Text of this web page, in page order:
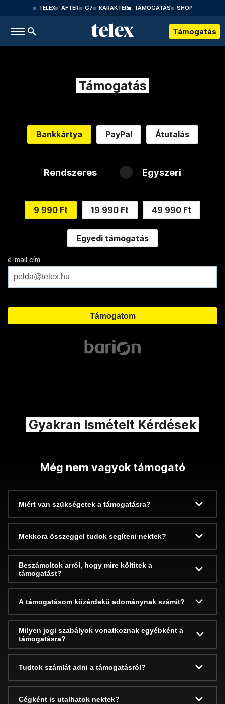
TELEX AFTER G7 KARAKTER TÁMOGATÁS SHOP
Támogatás
Támogatás
Bankkártya PayPal Átutalás
Rendszeres Egyszeri
9 990 Ft 19 990 Ft 49 990 Ft
Egyedi támogatás
e-mail cím
Gyakran Ismételt Kérdések
Még nem vagyok támogató
Miért van szükségetek a támogatásra?
Mekkora összeggel tudok segíteni nektek?
Beszámoltok arról, hogy mire költitek a
támogatást?
A támogatásom közérdekű adománynak számít?
Milyen jogi szabályok vonatkoznak egyébként a
támogatásra?
Tudtok számlát adni a támogatásról?
Cégként is utalhatok nektek?